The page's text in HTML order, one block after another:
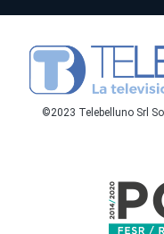
©2023 Telebelluno Srl